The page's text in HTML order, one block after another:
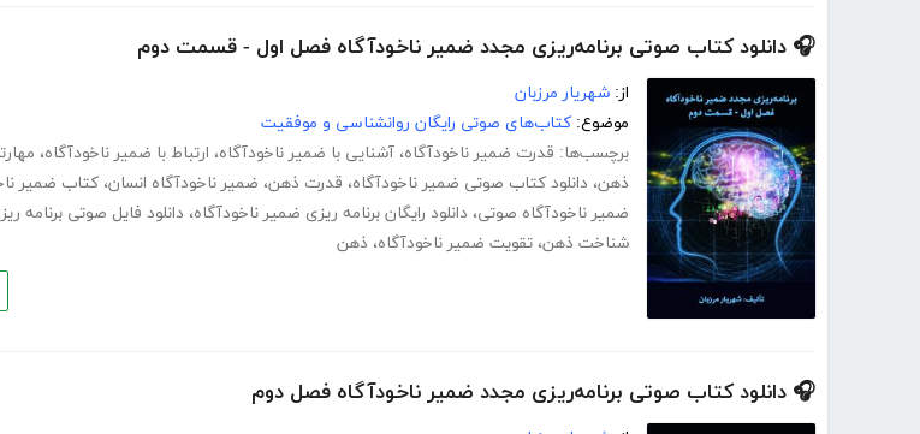
🎧 دانلود کتاب صوتی برنامه‌ریزی مجدد ضمیر ناخودآگاه فصل اول - قسمت دوم
از: شهریار مرزبان
موضوع: کتاب‌های صوتی رایگان روانشناسی و موفقیت
برچسب‌ها: قدرت ضمیر ناخودآگاه، آشنایی با ضمیر ناخودآگاه، ارتباط با ضمیر ناخودآگاه،
ذهن، دانلود کتاب صوتی ضمیر ناخودآگاه، قدرت ذهن، ضمیر ناخودآگاه انسان، کتاب ضمیر
ضمیر ناخودآگاه صوتی، دانلود رایگان برنامه ریزی ضمیر ناخودآگاه، دانلود فایل صوتی برنامه
شناخت ذهن، تقویت ضمیر ناخودآگاه، ذهن
🎧 دانلود کتاب صوتی برنامه‌ریزی مجدد ضمیر ناخودآگاه فصل دوم